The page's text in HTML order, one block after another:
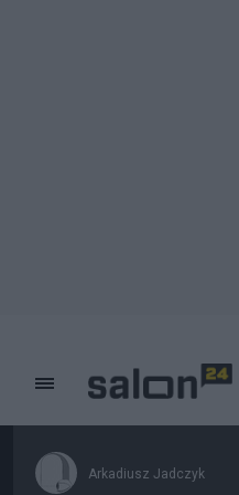
Arkadiusz Jadczyk